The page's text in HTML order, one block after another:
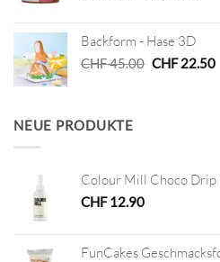
CHF 8.40
Backform - Hase 3D
CHF45.00 CHF22.50
NEUE PRODUKTE
Colour Mill Choco
CHF12.90
FunCakes